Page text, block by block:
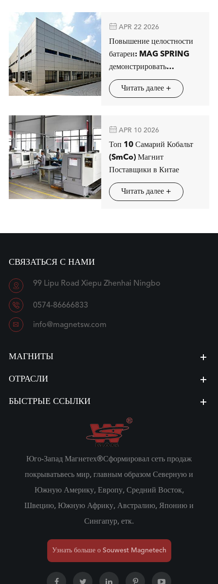
 APR 22 2026
Повышение целостности
батареи: MAG SPRING
демонстрировать
передовые решения
магнитной сепарации в
Читать далее +
 APR 10 2026
Топ 10 Самарий Кобальт
(SmCo) Магнит
Поставщики в Китае
Читать далее +
СВЯЗАТЬСЯ С НАМИ
 99 Lipu Road Xiepu Zhenhai Ningbo
 0574-86666833
 info@magnetsw.com
МАГНИТЫ
ОТРАСЛИ
БЫСТРЫЕ ССЫЛКИ
Юго-Запад Магнетех®Сформировал сеть продаж
покрыватьвесь мир, главным образом Северную и
Южную Америку, Европу, Средний Восток,
Швецию, Южную Африку, Австралию, Японию и
Сингапур, етк.
Узнать больше о Souwest Magnetech